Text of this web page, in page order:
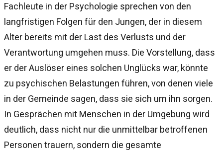
Fachleute in der Psychologie sprechen von den
langfristigen Folgen für den Jungen, der in diesem
Alter bereits mit der Last des Verlusts und der
Verantwortung umgehen muss. Die Vorstellung, dass
er der Auslöser eines solchen Unglücks war, könnte
zu psychischen Belastungen führen, von denen viele
in der Gemeinde sagen, dass sie sich um ihn sorgen.
In Gesprächen mit Menschen in der Umgebung wird
deutlich, dass nicht nur die unmittelbar betroffenen
Personen trauern, sondern die gesamte